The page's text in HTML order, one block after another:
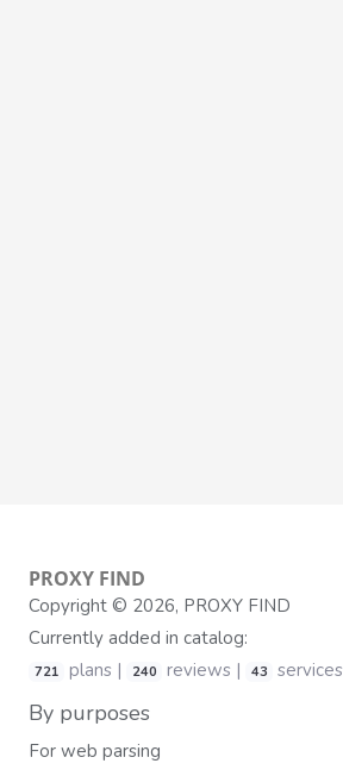
PROXY FIND
Copyright © 2026, PROXY FIND
Currently added in catalog:
721 plans | 240 reviews | 43 services
By purposes
For web parsing